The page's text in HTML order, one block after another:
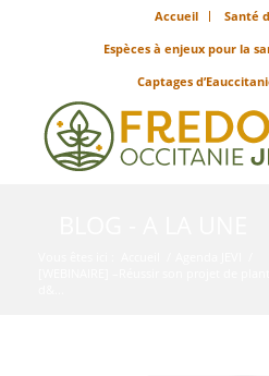
Accueil
Santé
Espèces à enjeux pour la
Captages